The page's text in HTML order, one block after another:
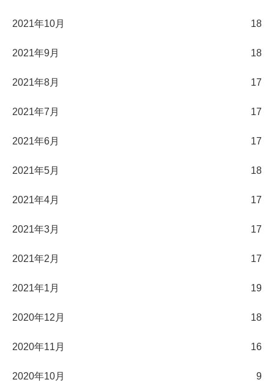
2021年10月 18
2021年9月 18
2021年8月 17
2021年7月 17
2021年6月 17
2021年5月 18
2021年4月 17
2021年3月 17
2021年2月 17
2021年1月 19
2020年12月 18
2020年11月 16
2020年10月 9